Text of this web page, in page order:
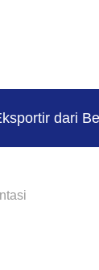
dari